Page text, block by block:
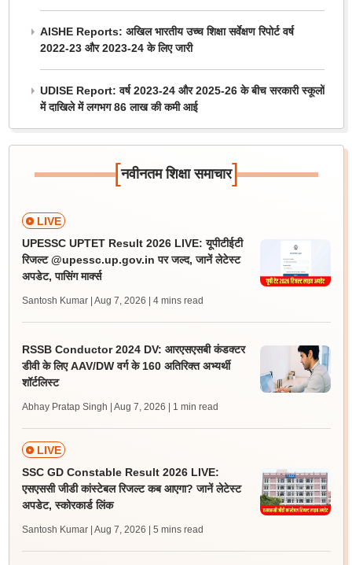
AISHE Reports: अखिल भारतीय उच्च शिक्षा सर्वेक्षण रिपोर्ट वर्ष
2022-23 और 2023-24 के लिए जारी
UDISE Report: वर्ष 2023-24 और 2025-26 के बीच सरकारी स्कूलों
में दाखिले में लगभग 86 लाख की कमी आई
[नवीनतम शिक्षा समाचार]
LIVE
UPESSC UPTET Result 2026 LIVE: यूपीटीईटी
रिजल्ट @upessc.up.gov.in पर जल्द, जानें लेटेस्ट
अपडेट, पासिंग मार्क्स
Santosh Kumar | Aug 7, 2026 | 4 mins read
RSSB Conductor 2024 DV: आरएसएसबी कंडक्टर
डीवी के लिए AAV/DW वर्ग के 160 अतिरिक्त अभ्यर्थी
शॉर्टलिस्ट
Abhay Pratap Singh | Aug 7, 2026 | 1 min read
LIVE
SSC GD Constable Result 2026 LIVE:
एसएससी जीडी कांस्टेबल रिजल्ट कब आएगा? जानें लेटेस्ट
अपडेट, स्कोरकार्ड लिंक
Santosh Kumar | Aug 7, 2026 | 5 mins read